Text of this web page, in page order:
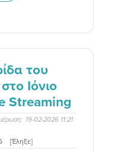
του
Ιόνιο
Streaming
19-02-2026 11:21
[Έληξε]